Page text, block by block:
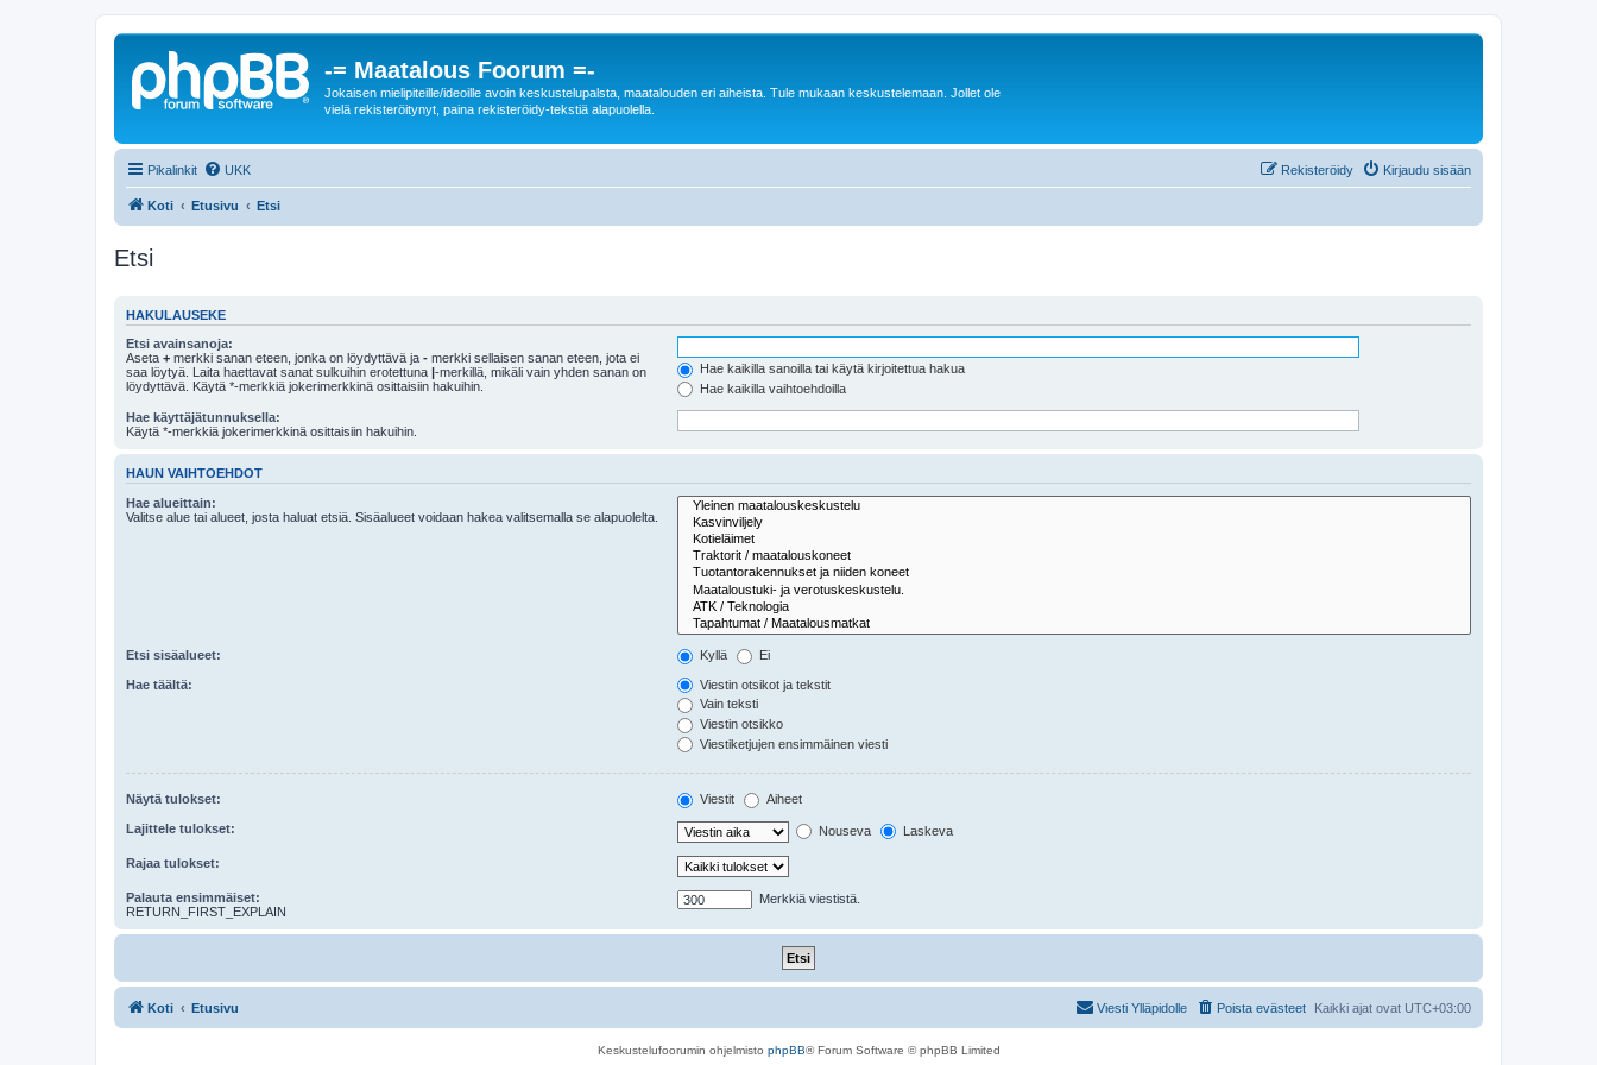
-= Maatalous Foorum =-
Jokaisen mielipiteille/ideoille avoin keskustelupalsta, maatalouden eri aiheista. Tule mukaan keskustelemaan. Jollet ole
vielä rekisteröitynyt, paina rekisteröidy-tekstiä alapuolella.
Pikalinkit UKK Kirjaudu sisään
Rekisteröidy
Koti Etusivu Etsi
Etsi
HAKULAUSEKE
Etsi avainsanoja:
Aseta + merkki sanan eteen, jonka on löydyttävä ja - merkki sellaisen sanan eteen, jota ei
saa löytyä. Laita haettavat sanat sulkuihin erotettuna |-merkillä, mikäli vain yhden sanan on
löydyttävä. Käytä *-merkkiä jokerimerkkinä osittaisiin hakuihin.
Hae kaikilla sanoilla tai käytä kirjoitettua hakua
Hae kaikilla vaihtoehdoilla
Hae käyttäjätunnuksella:
Käytä *-merkkiä jokerimerkkinä osittaisiin hakuihin.
HAUN VAIHTOEHDOT
Hae alueittain:
Valitse alue tai alueet, josta haluat etsiä. Sisäalueet voidaan hakea valitsemalla se alapuolelta.
Etsi sisäalueet: Kyllä Ei
Hae täältä:
Viestin otsikot ja tekstit
Vain teksti
Viestin otsikko
Viestiketjujen ensimmäinen viesti
Näytä tulokset: Viestit Aiheet
Lajittele tulokset: Nouseva Laskeva
Rajaa tulokset:
Palauta ensimmäiset:
RETURN_FIRST_EXPLAIN
Merkkiä viestistä.
Koti Etusivu Kaikki ajat ovat UTC+03:00
Poista evästeet
Viesti Ylläpidolle
Keskustelufoorumin ohjelmisto phpBB® Forum Software © phpBB Limited